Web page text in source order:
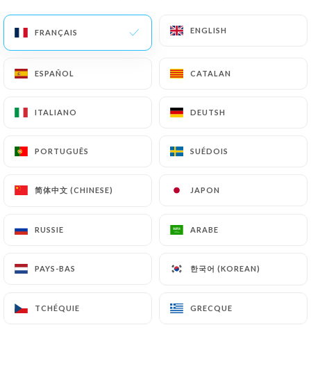
FRANÇAIS ENGLISH
ESPAÑOL CATALAN
ITALIANO DEUTSH
PORTUGUÊS SUÉDOIS
简体中文 (CHINESE) JAPON
RUSSIE ARABE
PAYS-BAS 한국어 (KOREAN)
TCHÉQUIE GRECQUE
FRANÇAIS ENGLISH
ESPAÑOL CATALAN
ITALIANO DEUTSH
PORTUGUÊS SUÉDOIS
简体中文 (CHINESE) JAPON
RUSSIE ARABE
PAYS-BAS 한국어 (KOREAN)
TCHÉQUIE GRECQUE